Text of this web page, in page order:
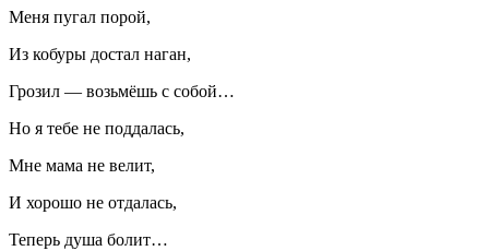
Меня пугал порой,
Из кобуры достал наган,
Грозил — возьмёшь с собой…
Но я тебе не поддалась,
Мне мама не велит,
И хорошо не отдалась,
Теперь душа болит…